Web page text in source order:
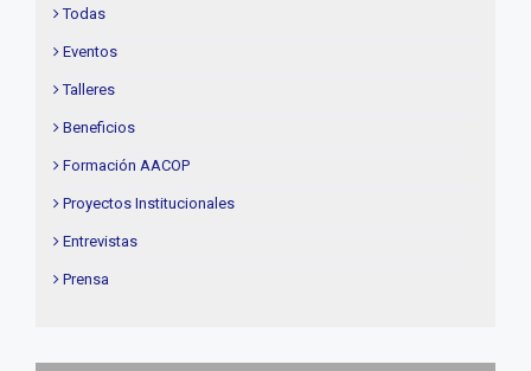
Todas
Eventos
Talleres
Beneficios
Formación AACOP
Proyectos Institucionales
Entrevistas
Prensa